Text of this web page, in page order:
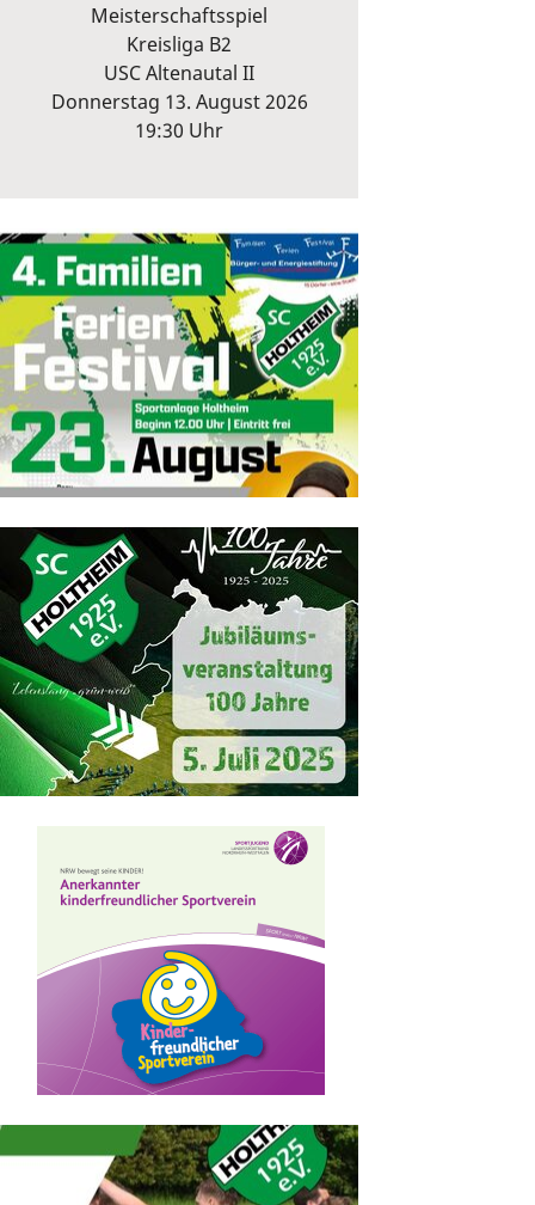
Meisterschaftsspiel
Kreisliga B2
USC Altenautal II
Donnerstag 13. August 2026
19:30 Uhr